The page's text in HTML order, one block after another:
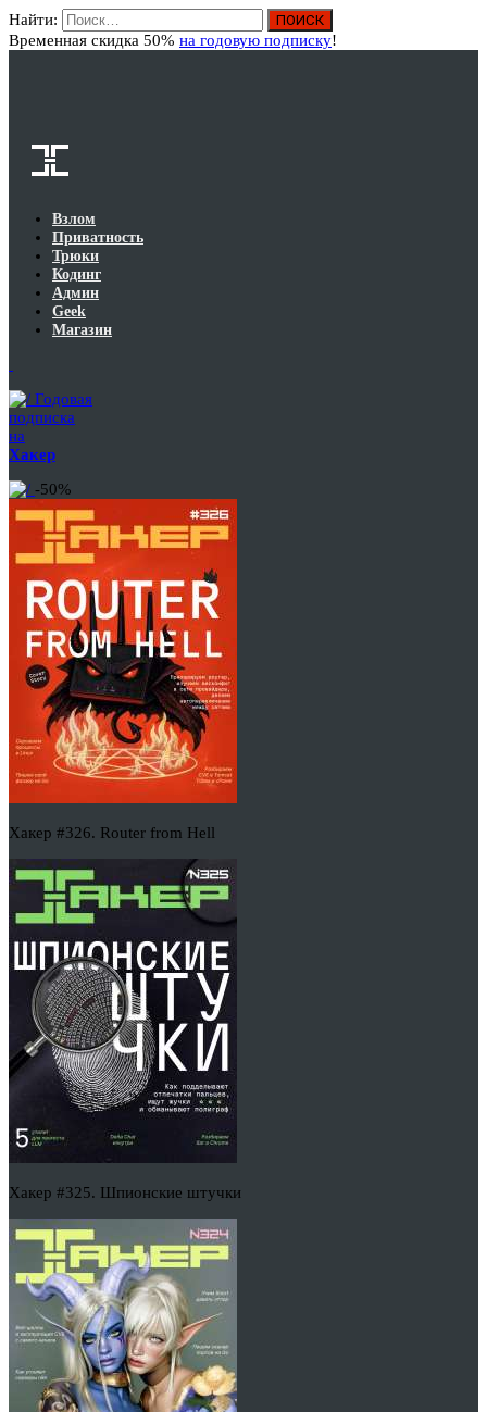
Найти:
Временная скидка 50% на годовую подписку!
Взлом
Приватность
Трюки
Кодинг
Админ
Geek
Магазин
Годовая
подписка
на
Хакер
-50%
Хакер #326. Router from Hell
Хакер #325. Шпионские штучки